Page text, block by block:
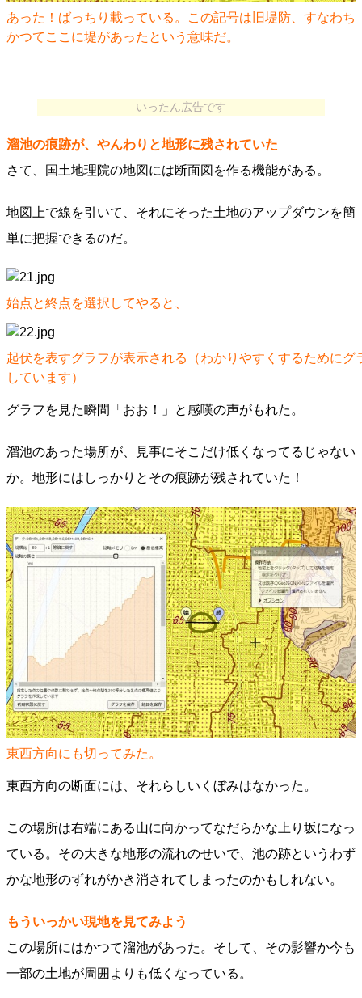
あった！ばっちり載っている。この記号は旧堤防、すなわち
かつてここに堤があったという意味だ。
いったん広告です
溜池の痕跡が、やんわりと地形に残されていた
さて、国土地理院の地図には断面図を作る機能がある。
地図上で線を引いて、それにそった土地のアップダウンを簡
単に把握できるのだ。
始点と終点を選択してやると、
起伏を表すグラフが表示される（わかりやすくするためにグ
しています）
グラフを見た瞬間「おお！」と感嘆の声がもれた。
溜池のあった場所が、見事にそこだけ低くなってるじゃない
か。地形にはしっかりとその痕跡が残されていた！
東西方向にも切ってみた。
東西方向の断面には、それらしいくぼみはなかった。
この場所は右端にある山に向かってなだらかな上り坂になっ
ている。その大きな地形の流れのせいで、池の跡というわず
かな地形のずれがかき消されてしまったのかもしれない。
もういっかい現地を見てみよう
この場所にはかつて溜池があった。そして、その影響か今も
一部の土地が周囲よりも低くなっている。